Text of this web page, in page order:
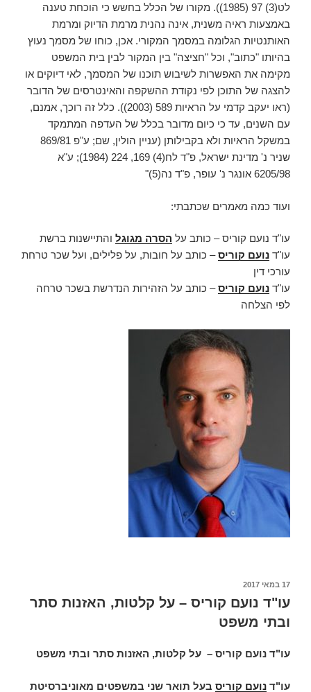
לט(3) 97 (1985)). מקורו של הכלל בחשש כי הוכחת טענה
באמצעות ראיה משנית, אינה נהנית מרמת הדיוק ומרמת
האותנטיות הגלומה במסמך המקורי. אכן, כוחו של מסמך נעוץ
בהיותו "כתוב", וכל "חציצה" בין המקור לבין בית המשפט
מקימה את האפשרות לשיבוש תוכנו של המסמך, לאי דיוקים או
להצגה של התוכן לפי נקודת ההשקפה והאינטרסים של הדובר
(ראו יעקב קדמי על הראיות 589 (2003)). כלל זה רוכך, אמנם,
עם השנים, עד כי כיום מדובר בכלל של העדפה המתמקד
במשקל הראיות ולא בקבילותן (עניין הולין, שם; ע"פ 869/81
שניר נ' מדינת ישראל, פ"ד לח(4) 169, 224 (1984); ע"א
6205/98 אונגר נ' עופר, פ"ד נה(5)"
ועוד כמה מאמרים שכתבתי:
עו"ד נועם קוריס – כותב על הסרה מגוגל והתיישנות ברשת
עו"ד נועם קוריס– כותב על חובות, על פלילים, ועל שכר טרחת
עורכי דין
עו"ד נועם קוריס– כותב על הזהירות הנדרשת בשכר טרחה
לפי הצלחה
פורסם
17 במאי 2017
עו"ד נועם קוריס – על קלטות, האזנות סתר
ובתי משפט
עו"ד נועם קוריס – על קלטות, האזנות סתר ובתי משפט
עו"ד נועם קוריס בעל תואר שני במשפטים מאוניברסיטת